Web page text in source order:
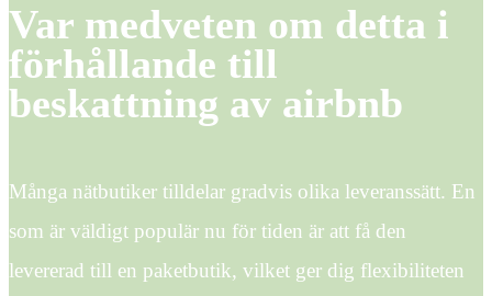
Var medveten om detta i
förhållande till
beskattning av airbnb
Många nätbutiker tilldelar gradvis olika leveranssätt. En
som är väldigt populär nu för tiden är att få den
levererad till en paketbutik, vilket ger dig flexibiliteten